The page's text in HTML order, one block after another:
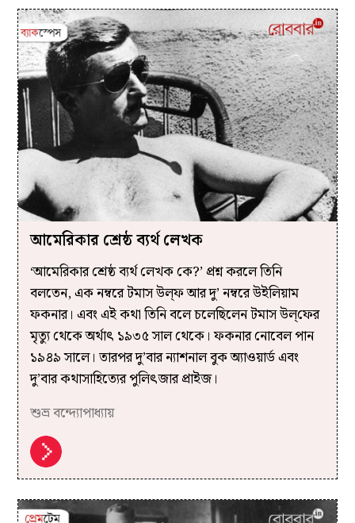
আমেরিকার শ্রেষ্ঠ ব্যর্থ লেখক
‘আমেরিকার শ্রেষ্ঠ ব্যর্থ লেখক কে?’ প্রশ্ন করলে তিনি
বলতেন, এক নম্বরে টমাস উল্‌ফ আর দু’ নম্বরে উইলিয়াম
ফকনার। এবং এই কথা তিনি বলে চলেছিলেন টমাস উল্‌ফের
মৃত্যু থেকে অর্থাৎ ১৯৩৫ সাল থেকে। ফকনার নোবেল পান
১৯৪৯ সালে। তারপর দু’বার ন্যাশনাল বুক অ্যাওয়ার্ড এবং
দু’বার কথাসাহিত্যের পুলিৎজার প্রাইজ।
শুভ্র বন্দ্যোপাধ্যায়